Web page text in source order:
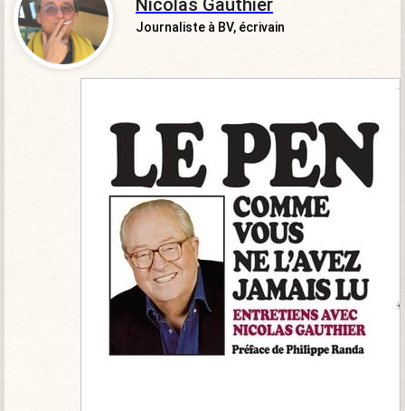
Nicolas Gauthier
Journaliste à BV, écrivain